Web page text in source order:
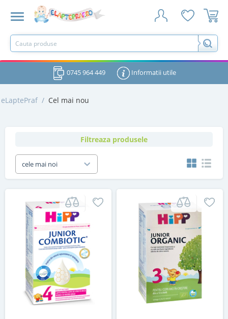
0745 964 449 Informatii utile
eLaptePraf / Cel mai nou
Filtreaza produsele
cele mai noi